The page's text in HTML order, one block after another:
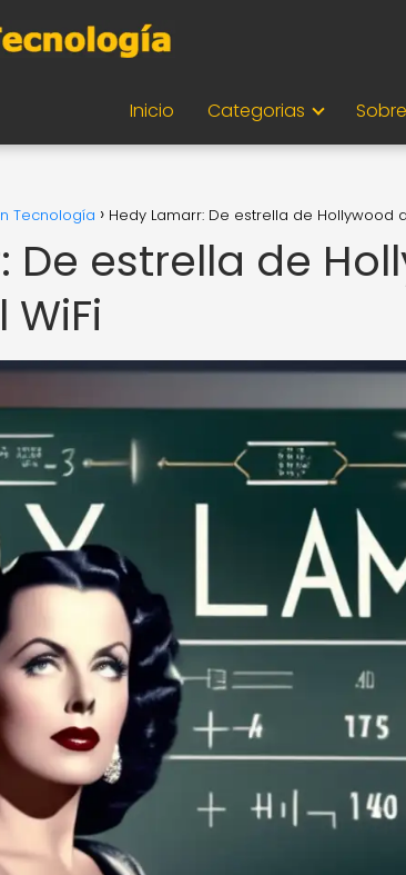
Inicio Categorias
Tecnología Hedy Lamarr: De estrella de Hollywood
De estrella de